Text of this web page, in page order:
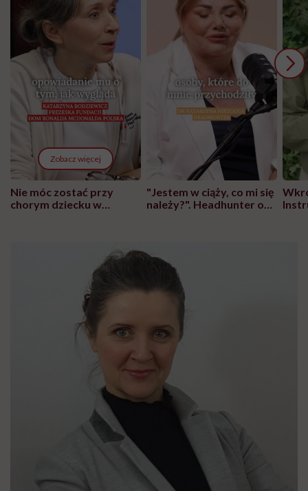
Zobacz więcej
Nie móc zostać przy
chorym dziecku w
"Jestem w ciąży, co mi się
należy?". Headhunter o